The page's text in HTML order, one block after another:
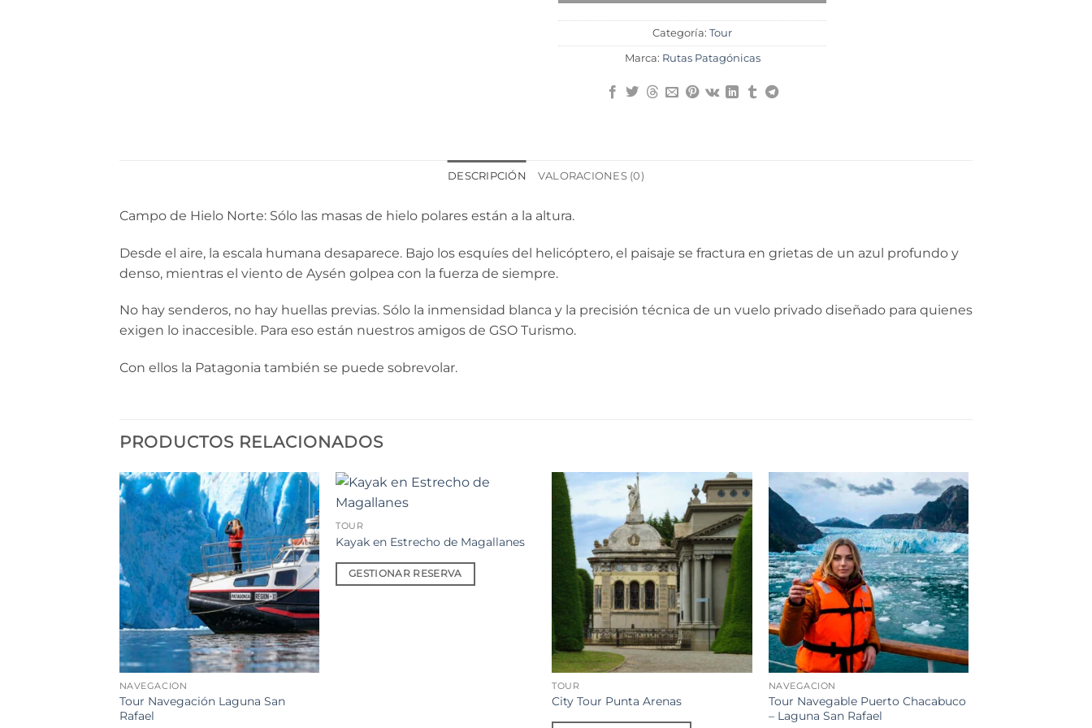
Categoría: Tour
Marca: Rutas Patagónicas
DESCRIPCIÓN VALORACIONES (0)
Campo de Hielo Norte: Sólo las masas de hielo polares están a la altura.
Desde el aire, la escala humana desaparece. Bajo los esquíes del helicóptero, el paisaje se fractura en grietas de un azul profundo y
denso, mientras el viento de Aysén golpea con la fuerza de siempre.
No hay senderos, no hay huellas previas. Sólo la inmensidad blanca y la precisión técnica de un vuelo privado diseñado para quienes
exigen lo inaccesible. Para eso están nuestros amigos de GSO Turismo.
Con ellos la Patagonia también se puede sobrevolar.
PRODUCTOS RELACIONADOS
Añadir
a la
lista de
deseos
NAVEGACIÓN
Tour Navegación Laguna San
Rafael
lista de
TOUR
Kayak en Estrecho de Magallanes
GESTIONAR RESERVA
Añadir
a la
lista de
deseos
TOUR
City Tour Punta Arenas
Añadir
a la
lista de
deseos
NAVEGACIÓN
Tour Navegable Puerto Chacabuco
– Laguna San Rafael